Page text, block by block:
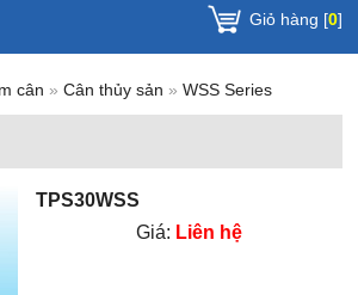
Giỏ hàng [0]
cân »Cân thủy sản »WSS Series
TPS30WSS
Giá: Liên hệ